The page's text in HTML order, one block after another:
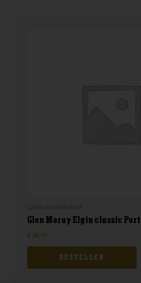
Glen Moray Elgin classic Port
€ 36,99
BESTELLEN